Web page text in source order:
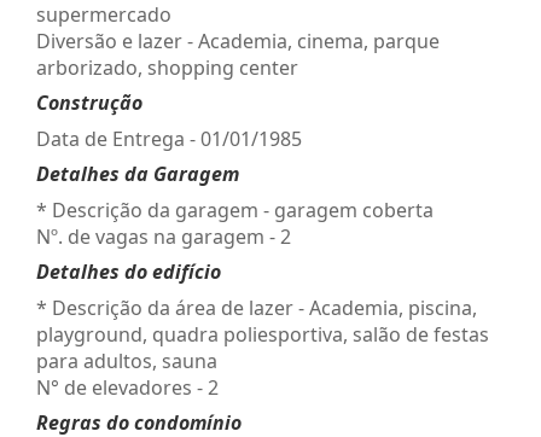
supermercado
Diversão e lazer - Academia, cinema, parque
arborizado, shopping center
Construção
Data de Entrega - 01/01/1985
Detalhes da Garagem
* Descrição da garagem - garagem coberta
Nº. de vagas na garagem - 2
Detalhes do edifício
* Descrição da área de lazer - Academia, piscina,
playground, quadra poliesportiva, salão de festas
para adultos, sauna
N° de elevadores - 2
Regras do condomínio